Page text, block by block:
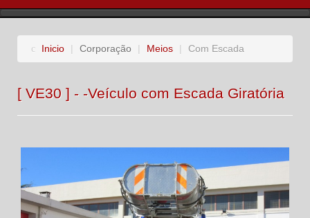
Inicio | Corporação | Meios | Com Escada
[ VE30 ] - -Veículo com Escada Giratória